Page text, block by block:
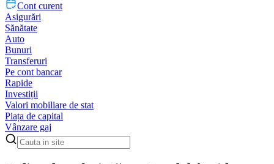
Cont curent
Asigurări
Sănătate
Auto
Bunuri
Transferuri
Pe cont bancar
Rapide
Investiții
Valori mobiliare de stat
Piața de capital
Vânzare gaj